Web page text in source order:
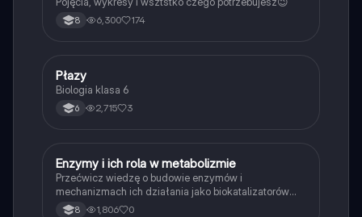
8 6,300 174
PBiologia
Płazy
Biologia klasa 6
6 2,715 3
EBiologia
Enzymy i ich rola w metabolizmie
Przećwicz wiedzę o budowie enzymów i
mechanizmach ich działania jako biokatalizatorów
przyspieszających reakcje.
8 1,806 0